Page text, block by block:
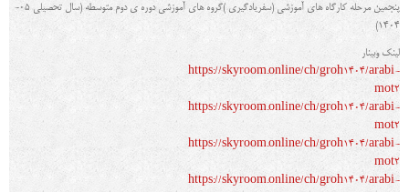
پنجمین مرحله کارگاه هاي آموزشی (سفریادگیري )گروه هاي آموزشی دوره ي دوم متوسطه (سال تحصیلی 05-
1404)
لینک وبینار
https://skyroom.online/ch/groh1404/arabi-
mot2
https://skyroom.online/ch/groh1404/arabi-
mot2
https://skyroom.online/ch/groh1404/arabi-
mot2
https://skyroom.online/ch/groh1404/arabi-